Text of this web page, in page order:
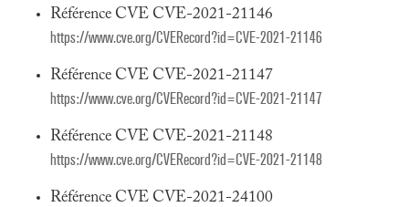
Référence CVE CVE-2021-21146
https://www.cve.org/CVERecord?id=CVE-2021-21146
Référence CVE CVE-2021-21147
https://www.cve.org/CVERecord?id=CVE-2021-21147
Référence CVE CVE-2021-21148
https://www.cve.org/CVERecord?id=CVE-2021-21148
Référence CVE CVE-2021-24100